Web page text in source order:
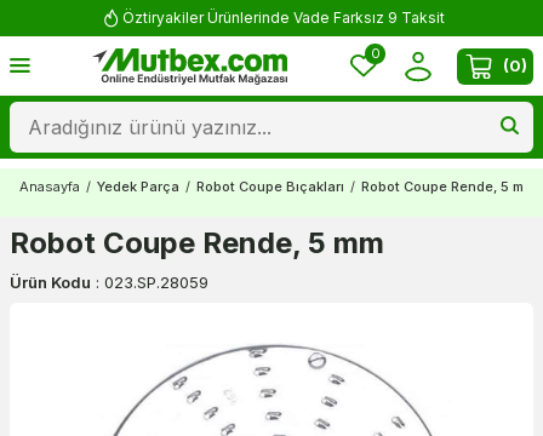
Öztiryakiler Ürünlerinde Vade Farksız 9 Taksit
0
(0)
Anasayfa / Yedek Parça / Robot Coupe Bıçakları / Robot Coupe Rende, 5 mm
Robot Coupe Rende, 5 mm
Ürün Kodu : 023.SP.28059